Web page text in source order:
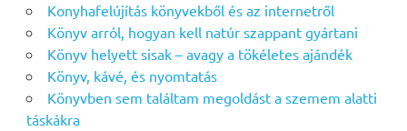
Konyhafelújítás könyvekből és az internetről
Könyv arról, hogyan kell natúr szappant gyártani
Könyv helyett sisak – avagy a tökéletes ajándék
Könyv, kávé, és nyomtatás
Könyvben sem találtam megoldást a szemem alatti
táskákra